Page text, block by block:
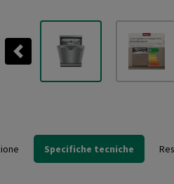
Previous
Specifiche tecniche